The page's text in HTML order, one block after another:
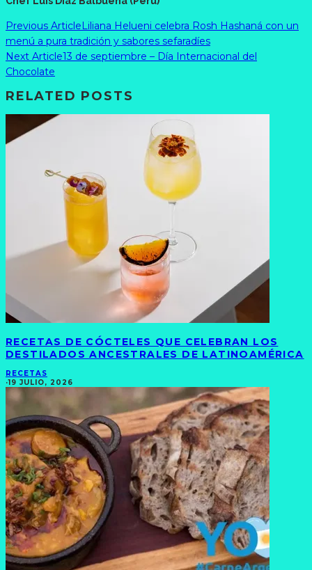
Previous ArticleLiliana Helueni celebra Rosh Hashaná con un
menú a pura tradición y sabores sefaradíes
Next Article13 de septiembre – Día Internacional del
Chocolate
RELATED POSTS
RECETAS DE CÓCTELES QUE CELEBRAN LOS
DESTILADOS ANCESTRALES DE LATINOAMÉRICA
RECETAS
·19 JULIO, 2026